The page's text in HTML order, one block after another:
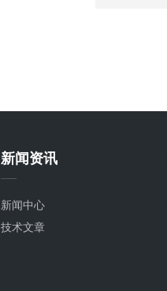
新闻资讯
新闻中心
技术文章